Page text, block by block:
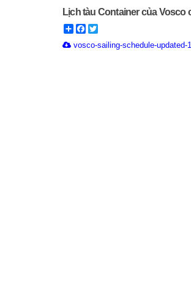
Lịch tàu Container của Vosco
ShareFacebook
vosco-sailing-schedule-updated-